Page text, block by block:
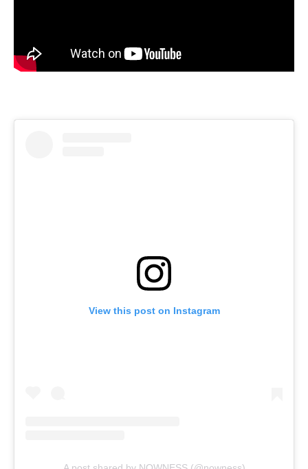
View this post on Instagram